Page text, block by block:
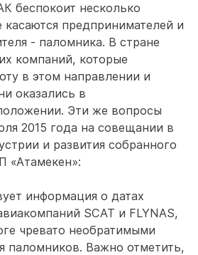
беспокоит несколько
предпринимателей и
- паломника. В стране
компаний, которые
в этом направлении и
оказались в
Эти же вопросы
2015 года на совещании в
и развития собранного
«Атамекен»:
информация о датах
SCAT и FLYNAS,
чревато необратимыми
паломников. Важно отметить,